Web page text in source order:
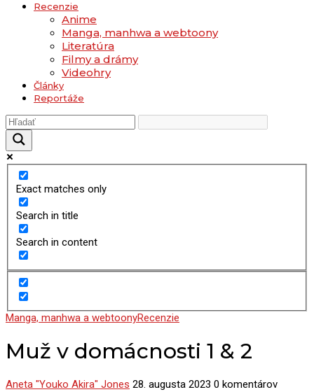
Recenzie
Anime
Manga, manhwa a webtoony
Literatúra
Filmy a drámy
Videohry
Články
Reportáže
Exact matches only
Search in title
Search in content
Manga, manhwa a webtoonyRecenzie
Muž v domácnosti 1 & 2
Aneta "Youko Akira" Jones 28. augusta 2023 0 komentárov